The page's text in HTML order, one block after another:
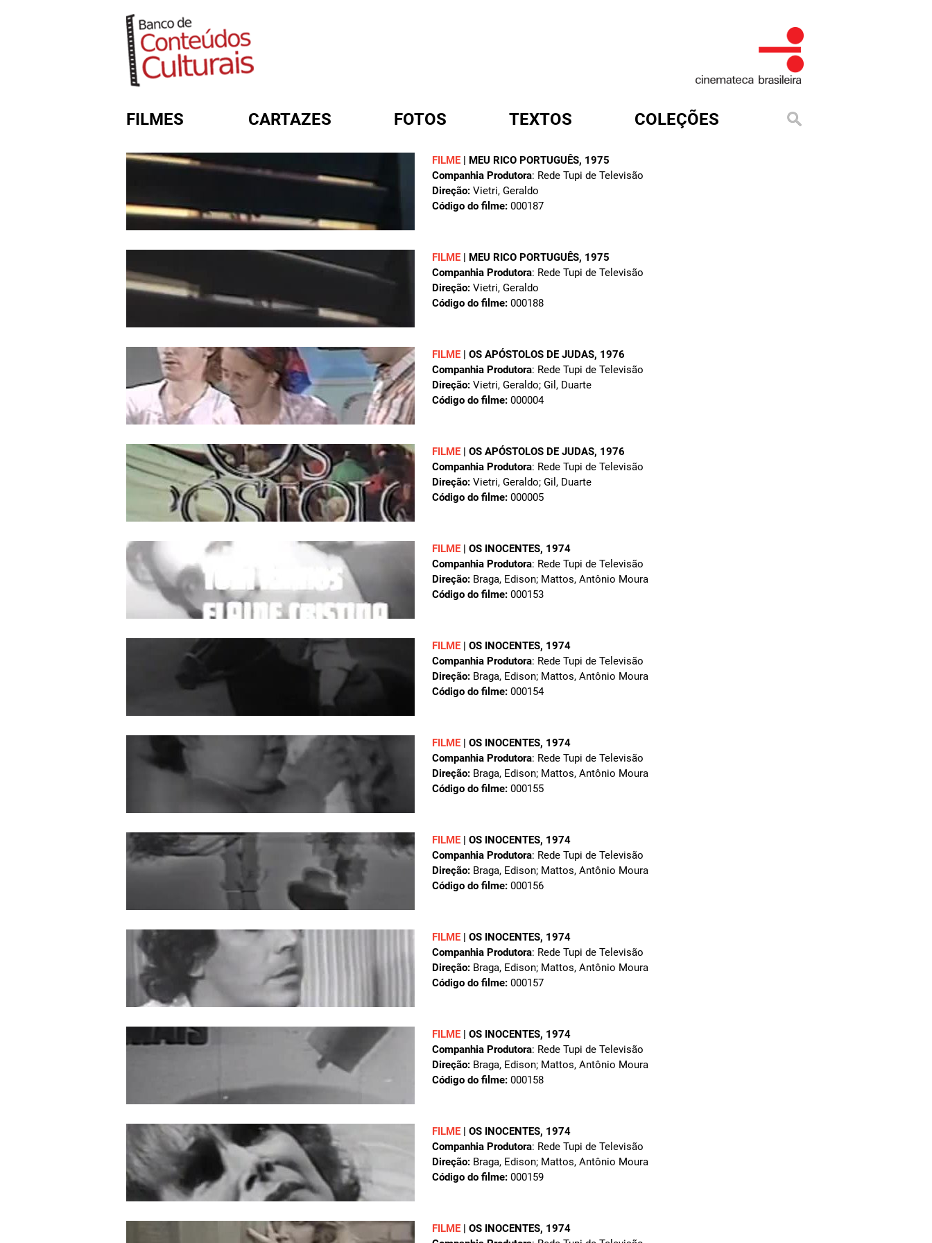
FILMES CARTAZES FOTOS TEXTOS COLEÇÕES
FILME | MEU RICO PORTUGUÊS, 1975
Companhia Produtora: Rede Tupi de Televisão
Direção: Vietri, Geraldo
Código do filme: 000187
FILME | MEU RICO PORTUGUÊS, 1975
Companhia Produtora: Rede Tupi de Televisão
Direção: Vietri, Geraldo
Código do filme: 000188
FILME | OS APÓSTOLOS DE JUDAS, 1976
Companhia Produtora: Rede Tupi de Televisão
Direção: Vietri, Geraldo; Gil, Duarte
Código do filme: 000004
FILME | OS APÓSTOLOS DE JUDAS, 1976
Companhia Produtora: Rede Tupi de Televisão
Direção: Vietri, Geraldo; Gil, Duarte
Código do filme: 000005
FILME | OS INOCENTES, 1974
Companhia Produtora: Rede Tupi de Televisão
Direção: Braga, Edison; Mattos, Antônio Moura
Código do filme: 000153
FILME | OS INOCENTES, 1974
Companhia Produtora: Rede Tupi de Televisão
Direção: Braga, Edison; Mattos, Antônio Moura
Código do filme: 000154
FILME | OS INOCENTES, 1974
Companhia Produtora: Rede Tupi de Televisão
Direção: Braga, Edison; Mattos, Antônio Moura
Código do filme: 000155
FILME | OS INOCENTES, 1974
Companhia Produtora: Rede Tupi de Televisão
Direção: Braga, Edison; Mattos, Antônio Moura
Código do filme: 000156
FILME | OS INOCENTES, 1974
Companhia Produtora: Rede Tupi de Televisão
Direção: Braga, Edison; Mattos, Antônio Moura
Código do filme: 000157
FILME | OS INOCENTES, 1974
Companhia Produtora: Rede Tupi de Televisão
Direção: Braga, Edison; Mattos, Antônio Moura
Código do filme: 000158
FILME | OS INOCENTES, 1974
Companhia Produtora: Rede Tupi de Televisão
Direção: Braga, Edison; Mattos, Antônio Moura
Código do filme: 000159
FILME | OS INOCENTES, 1974
FORMULÁRIO DE BUSCA